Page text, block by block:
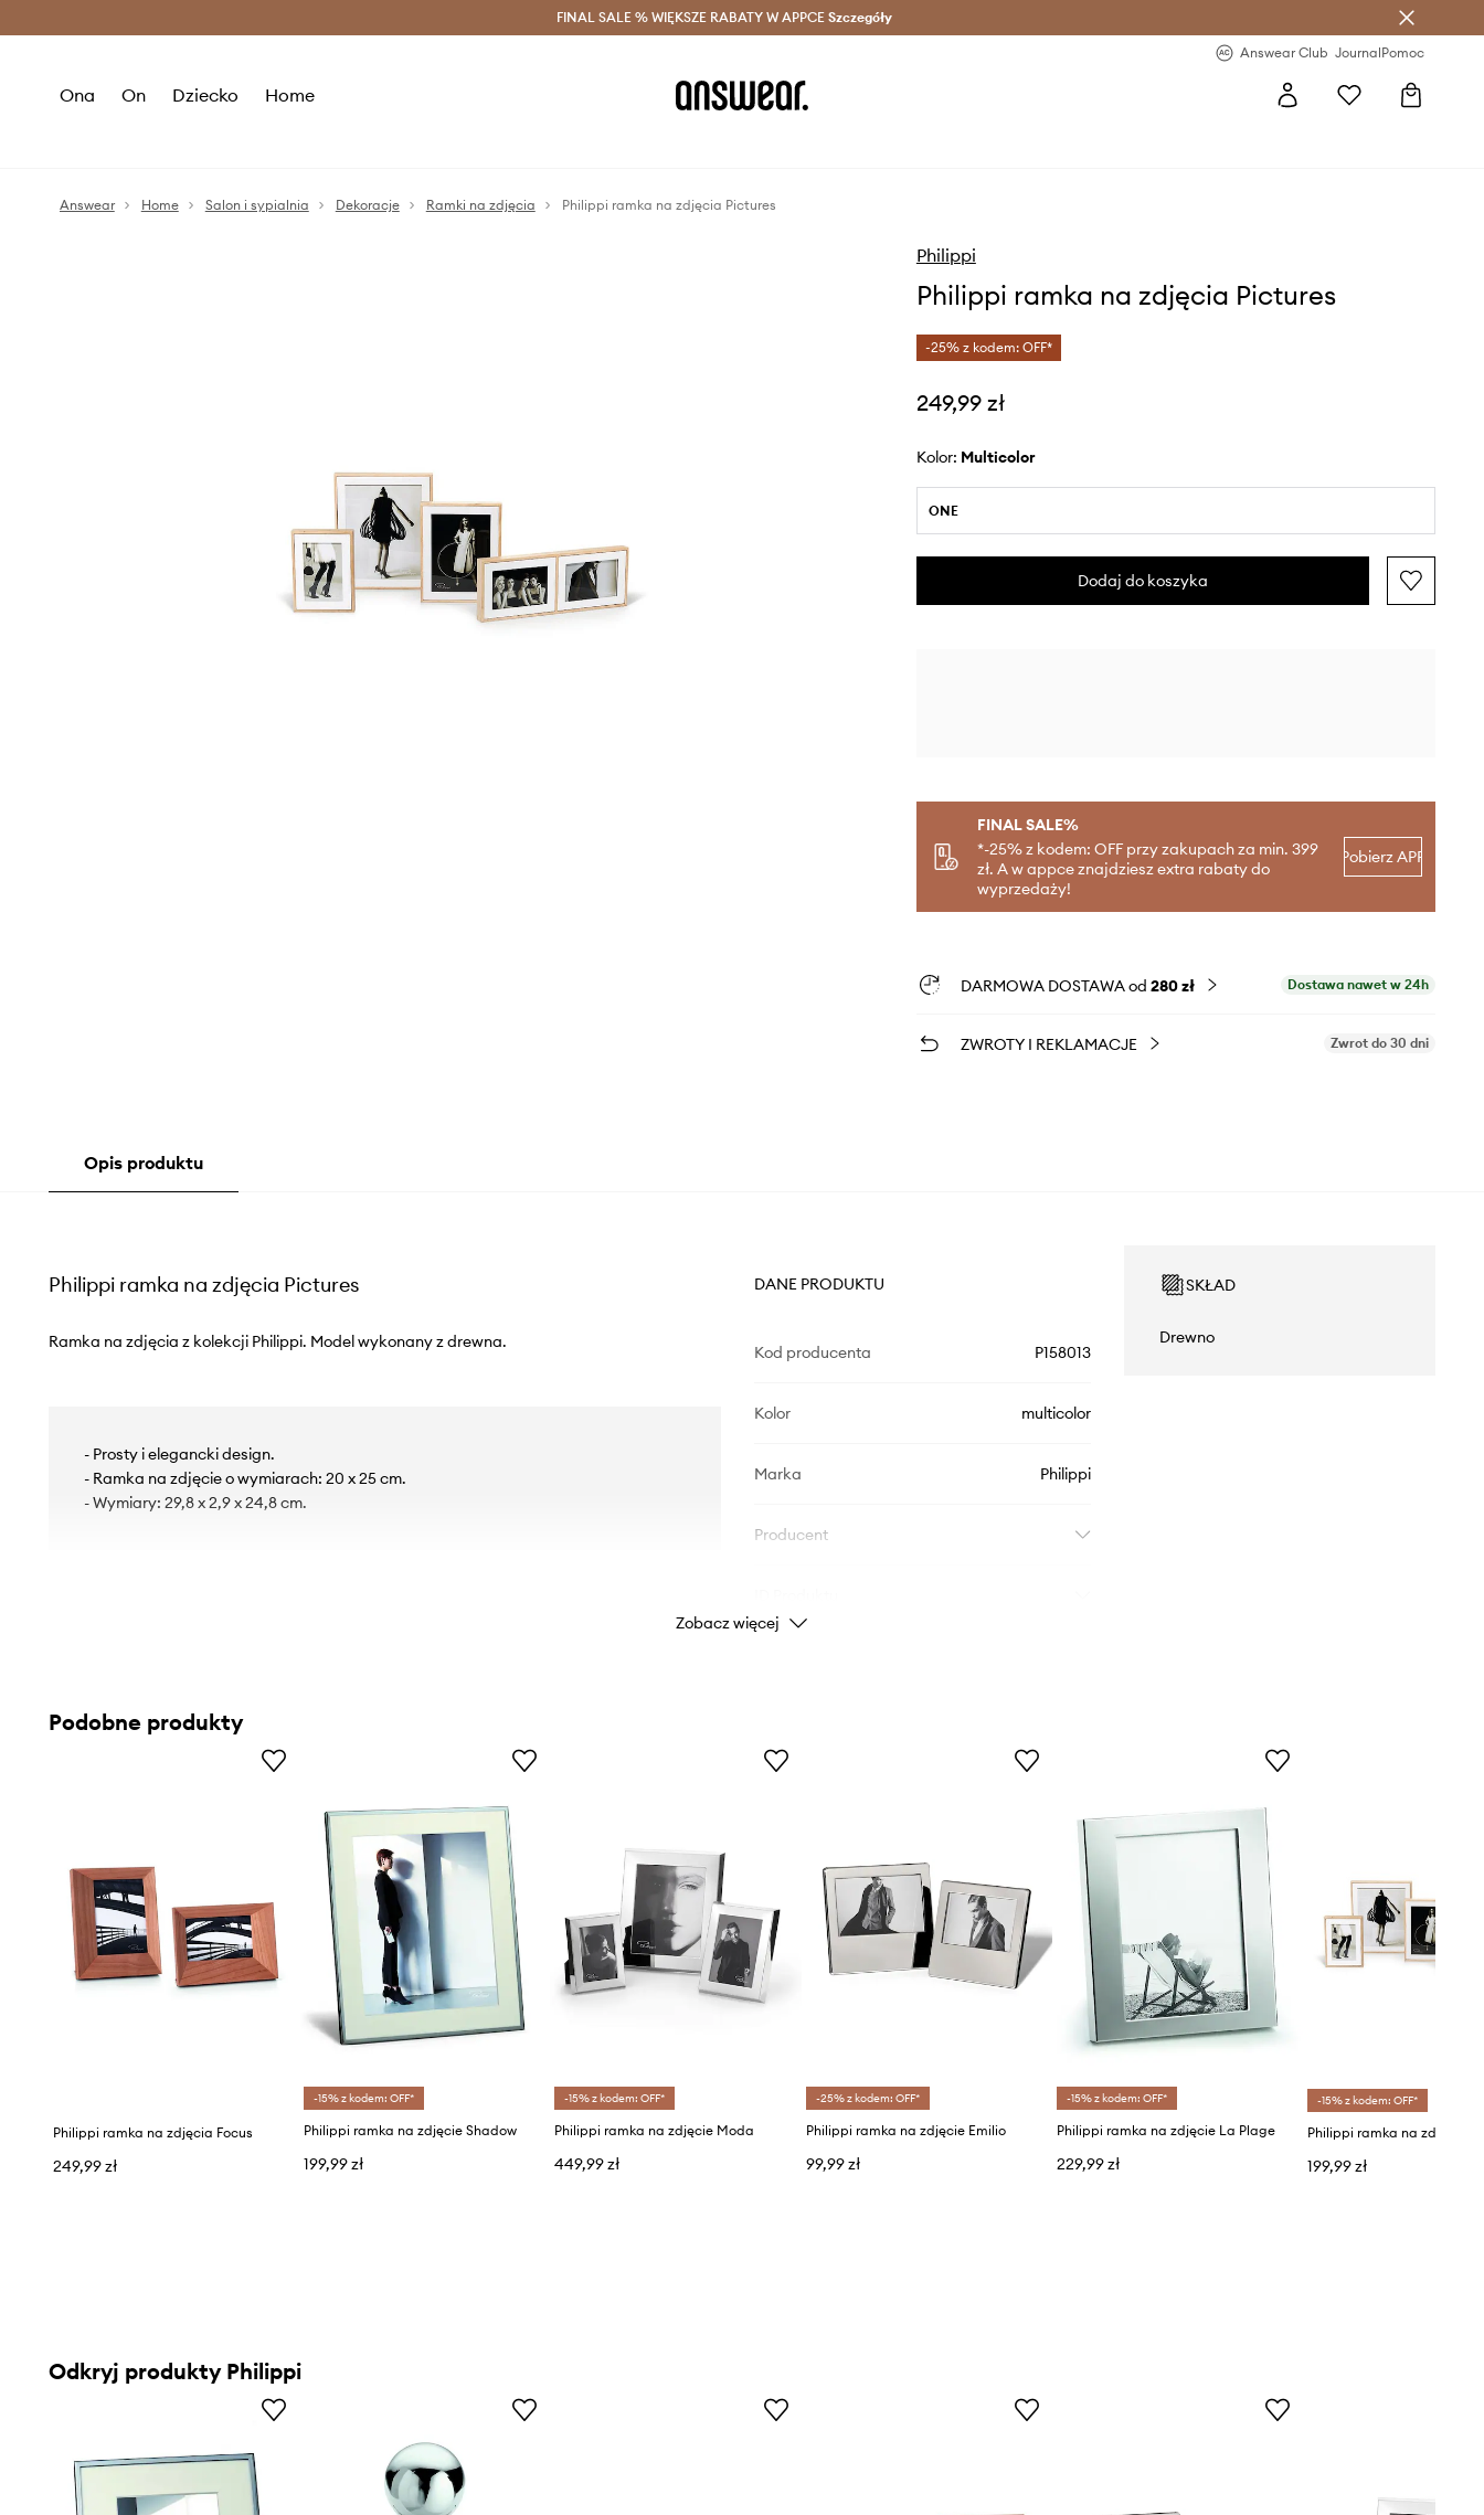
Oszczędzaj z Answear Club > Dostawa nawet w 24h >
FINAL SALE % WIĘKSZE RABATY W APPCE Szczegóły
Answear Club JournalPomoc
Ona On Dziecko Home
Answear Home Salon i sypialnia Dekoracje Ramki na zdjęcia Philippi ramka na zdjęcia Pictures
Philippi
Philippi ramka na zdjęcia Pictures
-25% z kodem: OFF*
249,99 zł
Kolor: multicolor
ONE
Dodaj do koszyka
FINAL SALE%
*-25% z kodem: OFF przy zakupach za min. 399
zł. A w appce znajdziesz extra rabaty do
wyprzedaży!
Pobierz APP
DARMOWA DOSTAWA od 280 zł Dostawa nawet w 24h
ZWROTY I REKLAMACJE Zwrot do 30 dni
Opis produktu
Philippi ramka na zdjęcia Pictures
Ramka na zdjęcia z kolekcji Philippi. Model wykonany z drewna.
- Prosty i elegancki design.
- Ramka na zdjęcie o wymiarach: 20 x 25 cm.
- Wymiary: 29,8 x 2,9 x 24,8 cm.
DANE PRODUKTU
Kod producenta P158013
Kolor multicolor
Marka Philippi
Producent
SKŁAD
Drewno
Zobacz więcej
Podobne produkty
Philippi ramka na zdjęcia Focus
249,99 zł
-15% z kodem: OFF*
Philippi ramka na zdjęcie Shadow
199,99 zł
-15% z kodem: OFF*
Philippi ramka na zdjęcie Moda
449,99 zł
-25% z kodem: OFF*
Philippi ramka na zdjęcie Emilio
99,99 zł
-15% z kodem: OFF*
Philippi ramka na zdjęcie La Plage
229,99 zł
-15% z kodem: OFF*
Philippi ramka na zdjęcia
199,99 zł
Odkryj produkty Philippi